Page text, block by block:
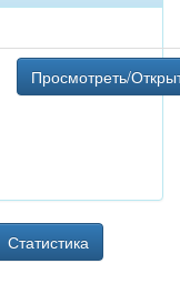
Просмотреть/
Статистика